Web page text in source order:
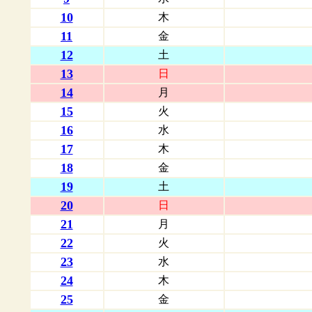
10 木
11 金
12 土
13 日
14 月
15 火
16 水
17 木
18 金
19 土
20 日
21 月
22 火
23 水
24 木
25 金